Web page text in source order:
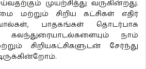
முயற்சித்து வருகின்றது.
மற்றும் சிறிய கட்சிகள் எதிர்
பாதகங்கள் தொடர்பாக
கலந்துரையாடல்களையும் நாம்
சிறியகட்சிகளுடன் சேர்ந்து